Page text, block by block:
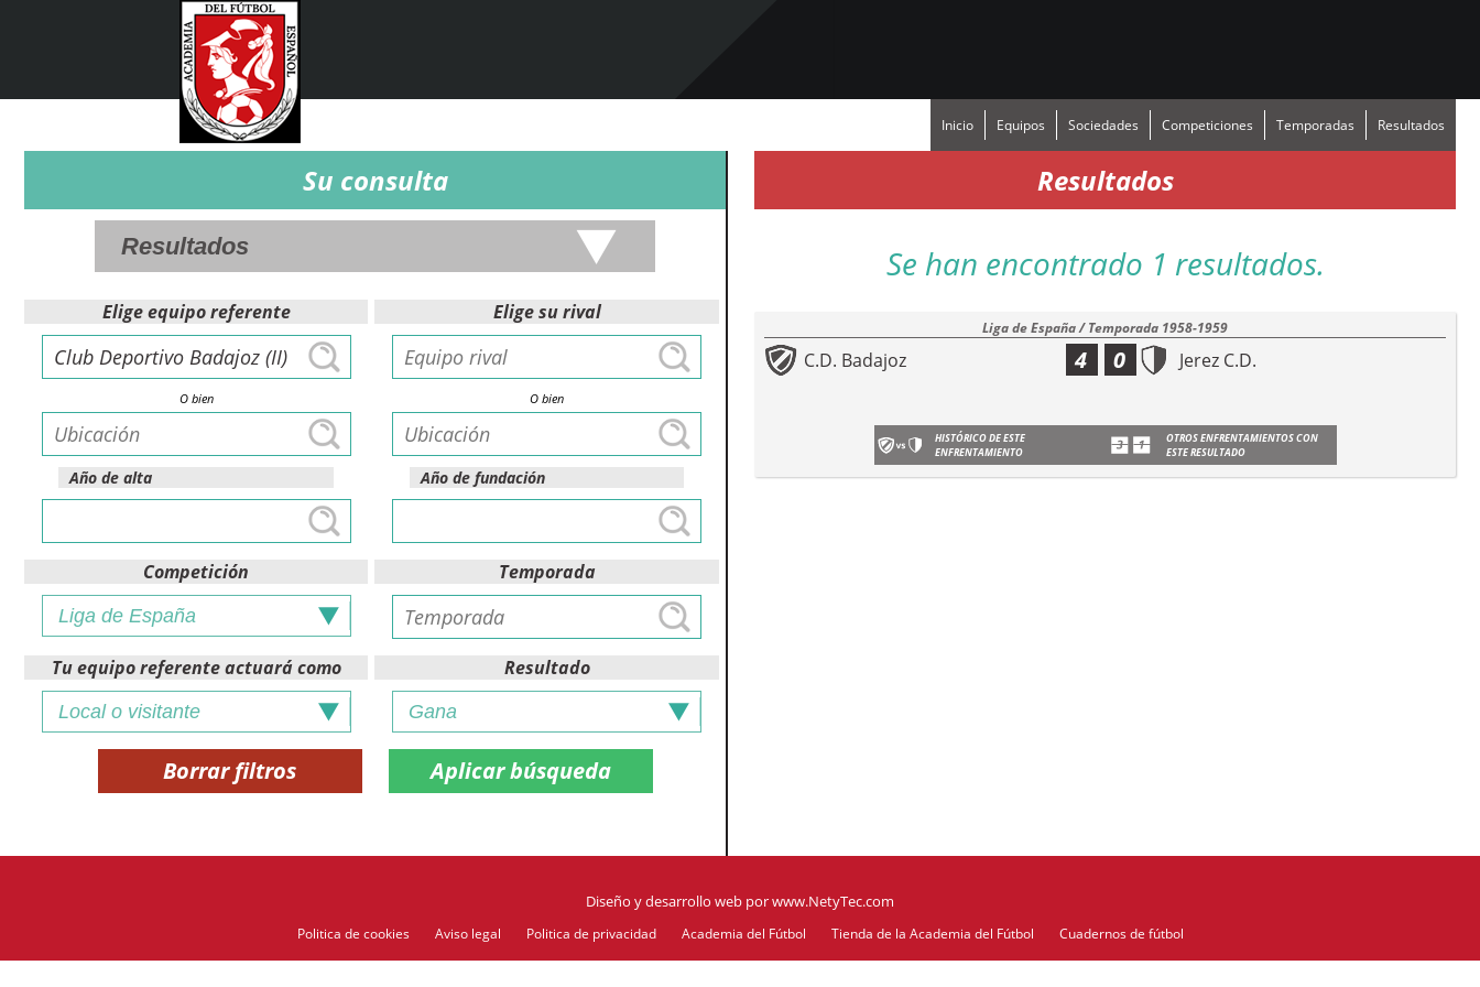
Inicio Equipos Sociedades Competiciones Temporadas Resultados
Su consulta
Elige equipo referente
O bien
Año de alta
Elige su rival
O bien
Año de fundación
Competición Temporada
Tu equipo referente actuará como Resultado
Borrar filtros
Resultados
Se han encontrado 1 resultados.
Liga de España / Temporada 1958-1959
C.D. Badajoz 4 Jerez C.D.
0
HISTÓRICO DE ESTE
ENFRENTAMIENTO
OTROS ENFRENTAMIENTOS CON
ESTE RESULTADO
Diseño y desarrollo web porwww.NetyTec.com
Politica de cookies Aviso legal Politica de privacidad Academia del Fútbol Tienda de la Academia del Fútbol Cuadernos de fútbol